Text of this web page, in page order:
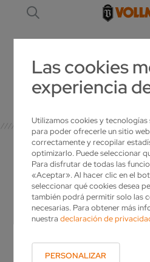
Las cookies
experiencia
Utilizamos cookies y
para poder ofrecerle un sitio
correctamente y recopilar
optimizarlo. Puede seleccionar
Para disfrutar de todas las
«Aceptar». Al hacer clic en el
seleccionar qué cookies desea
también podrá permitir solo las
necesarias. Para obtener más
nuestradeclaración de
PERSONALIZAR
DETALLE
SU
¿Tiene alguna pregunta
gustaría tener más